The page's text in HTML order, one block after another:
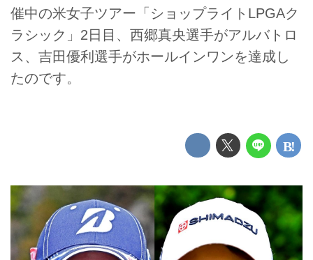
催中の米女子ツアー「ショップライトLPGAク
ラシック」2日目、西郷真央選手がアルバトロ
ス、吉田優利選手がホールインワンを達成し
たのです。